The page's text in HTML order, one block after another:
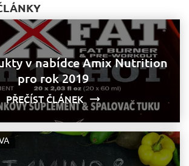
v nabídce Amix Nutrition
pro rok 2019
PŘEČÍST ČLÁNEK